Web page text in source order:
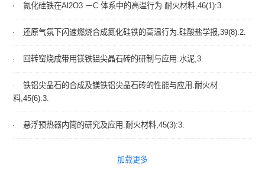
氮化硅铁在Al2O3 －C 体系中的高温行为.耐火材料,46(1):3.
还原气氛下闪速燃烧合成氮化硅铁的高温行为.硅酸盐学报,39(8):2.
回转窑烧成带用镁铁铝尖晶石砖的研制与应用.水泥,3.
铁铝尖晶石的合成及镁铁铝尖晶石砖的性能与应用.耐火材
料,45(6):3.
悬浮预热器内筒的研究及应用.耐火材料,45(3):3.
加载更多